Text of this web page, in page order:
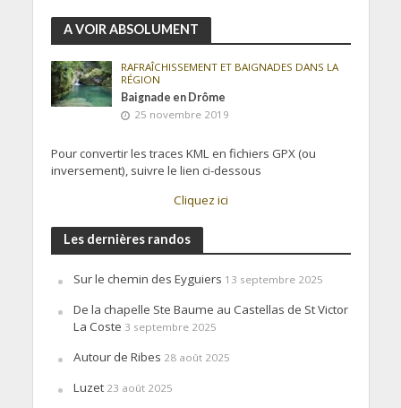
A VOIR ABSOLUMENT
RAFRAÎCHISSEMENT ET BAIGNADES DANS LA
RÉGION
Baignade en Drôme
25 novembre 2019
Pour convertir les traces KML en fichiers GPX (ou
inversement), suivre le lien ci-dessous
Cliquez ici
Les dernières randos
Sur le chemin des Eyguiers 13 septembre 2025
De la chapelle Ste Baume au Castellas de St Victor
La Coste 3 septembre 2025
Autour de Ribes 28 août 2025
Luzet 23 août 2025